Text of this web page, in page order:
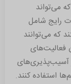
می‌تواند
رایج شامل
که می‌توانند
آسیب‌پذیری‌های
استفاده کنند.